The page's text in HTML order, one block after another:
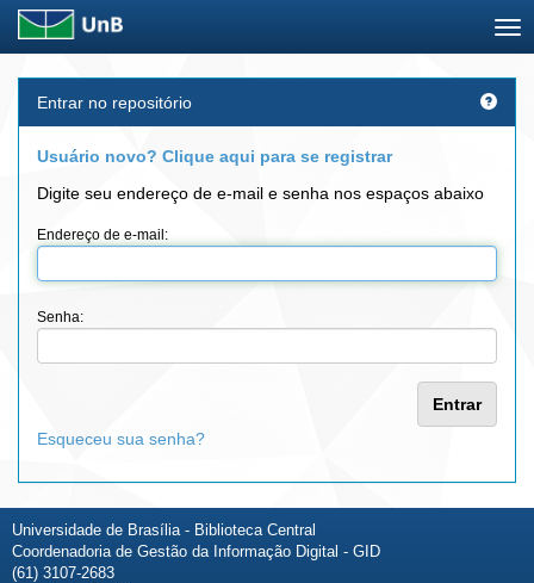
navigationEntrar no repositório
Usuário novo? Clique aqui para se registrar
Digite seu endereço de e-mail e senha nos espaços abaixo
Endereço de e-mail:
Senha:
Esqueceu sua senha?
Universidade de Brasília - Biblioteca Central
Coordenadoria de Gestão da Informação Digital - GID
(61) 3107-2683